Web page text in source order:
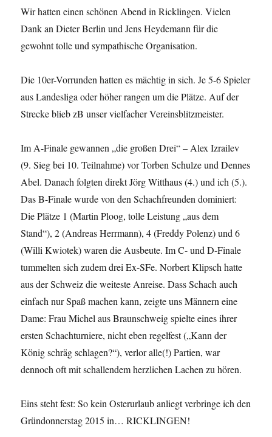
Wir hatten einen schönen Abend in Ricklingen. Vielen
Dank an Dieter Berlin und Jens Heydemann für die
gewohnt tolle und sympathische Organisation.
Die 10er-Vorrunden hatten es mächtig in sich. Je 5-6 Spieler
aus Landesliga oder höher rangen um die Plätze. Auf der
Strecke blieb zB unser vielfacher Vereinsblitzmeister.
Im A-Finale gewannen „die großen Drei“ – Alex Izrailev
(9. Sieg bei 10. Teilnahme) vor Torben Schulze und Dennes
Abel. Danach folgten direkt Jörg Witthaus (4.) und ich (5.).
Das B-Finale wurde von den Schachfreunden dominiert:
Die Plätze 1 (Martin Ploog, tolle Leistung „aus dem
Stand“), 2 (Andreas Herrmann), 4 (Freddy Polenz) und 6
(Willi Kwiotek) waren die Ausbeute. Im C- und D-Finale
tummelten sich zudem drei Ex-SFe. Norbert Klipsch hatte
aus der Schweiz die weiteste Anreise. Dass Schach auch
einfach nur Spaß machen kann, zeigte uns Männern eine
Dame: Frau Michel aus Braunschweig spielte eines ihrer
ersten Schachturniere, nicht eben regelfest („Kann der
König schräg schlagen?“), verlor alle(!) Partien, war
dennoch oft mit schallendem herzlichen Lachen zu hören.
Eins steht fest: So kein Osterurlaub anliegt verbringe ich den
Gründonnerstag 2015 in… RICKLINGEN!